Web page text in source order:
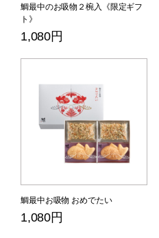
鯛最中のお吸物２椀入《限定ギフ
ト》
1,080円
鯛最中お吸物 おめでたい
1,080円